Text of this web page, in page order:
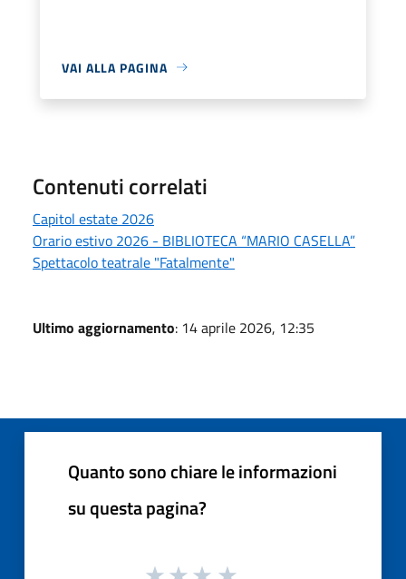
VAI ALLA PAGINA
Contenuti correlati
Capitol estate 2026
Orario estivo 2026 - BIBLIOTECA “MARIO CASELLA”
Spettacolo teatrale "Fatalmente"
Ultimo aggiornamento: 14 aprile 2026, 12:35
Quanto sono chiare le informazioni
su questa pagina?